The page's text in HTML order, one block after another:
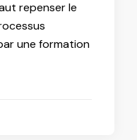
repenser le
une formation